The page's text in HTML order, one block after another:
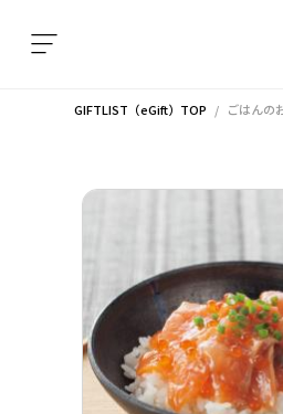
GIFTLIST（eGift）TOP ごはんの